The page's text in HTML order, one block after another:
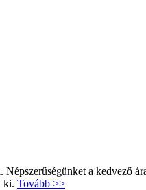
a kedvező
ki. Tovább >>